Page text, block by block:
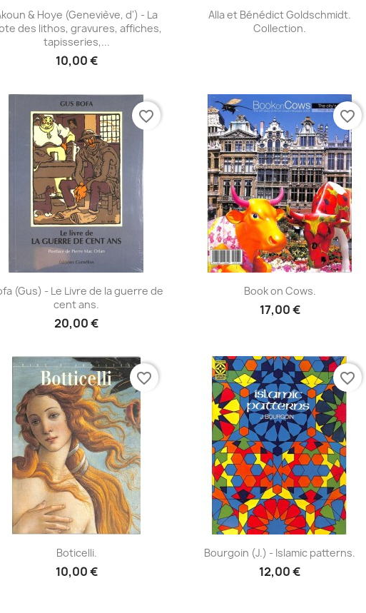
Aperçu rapide
& Hoye (Geneviève, d') - La
des lithos, gravures, affiches,
tapisseries,...
10,00 €
Aperçu rapide
Alla et Bénédict Goldschmidt.
Collection.
 Aperçu rapide
(Gus) - Le Livre de la guerre de
cent ans.
20,00 €
favorite_border
Aperçu rapide
Book on Cows.
17,00 €
favorite_border
Aperçu rapide
Boticelli.
10,00 €
favorite_border
Aperçu rapide
Bourgoin (J.) - Islamic patterns.
12,00 €
favorite_border